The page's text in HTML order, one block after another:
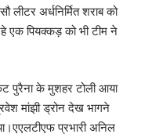
अर्धनिर्मित शराब को
एक पियक्कड़ को भी टीम ने
पुरैना के मुशहर टोली आया
मांझी ड्रोन देख भागने
प्रभारी अनिल